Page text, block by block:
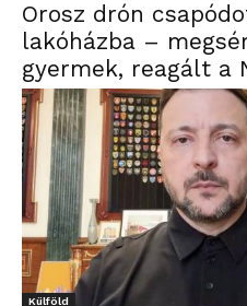
Orosz drón
lakóházba –
gyermek, reagált a
Külföld